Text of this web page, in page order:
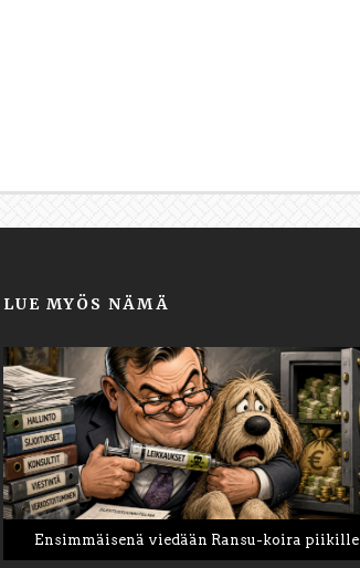
LUE MYÖS NÄMÄ
Ensimmäisenä viedään Ransu-koira piikille
PB: Tapaus Pretti
Tee vuodesta 2026 elämäsi paras vuosi